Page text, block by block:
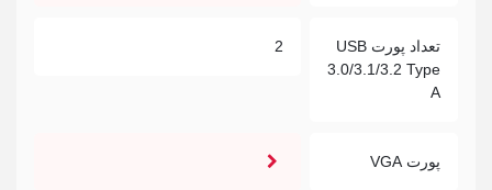
تعداد پورت USB
3.0/3.1/3.2 Type
A
2
پورت VGA